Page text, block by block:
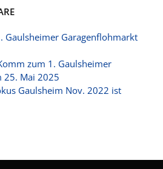
Gaulsheimer Garagenflohmarkt
zum 1. Gaulsheimer
25. Mai 2025
Gaulsheim Nov. 2022 ist